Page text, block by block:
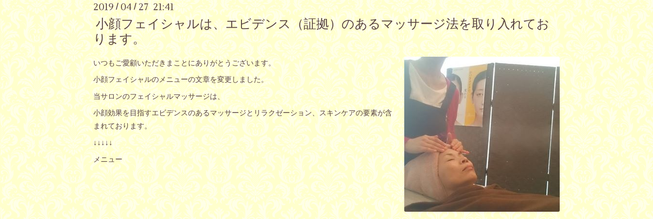
2019/04 /27 21:41
小顔フェイシャルは、エビデンス（証拠）のあるマッサージ法を取り入れてお
ります。
いつもご愛顧いただきまことにありがとうございます。
小顔フェイシャルのメニューの文章を変更しました。
当サロンのフェイシャルマッサージは、
小顔効果を目指すエビデンスのあるマッサージとリラクゼーション、スキンケアの要素が含
まれております。
↓↓↓↓↓
メニュー